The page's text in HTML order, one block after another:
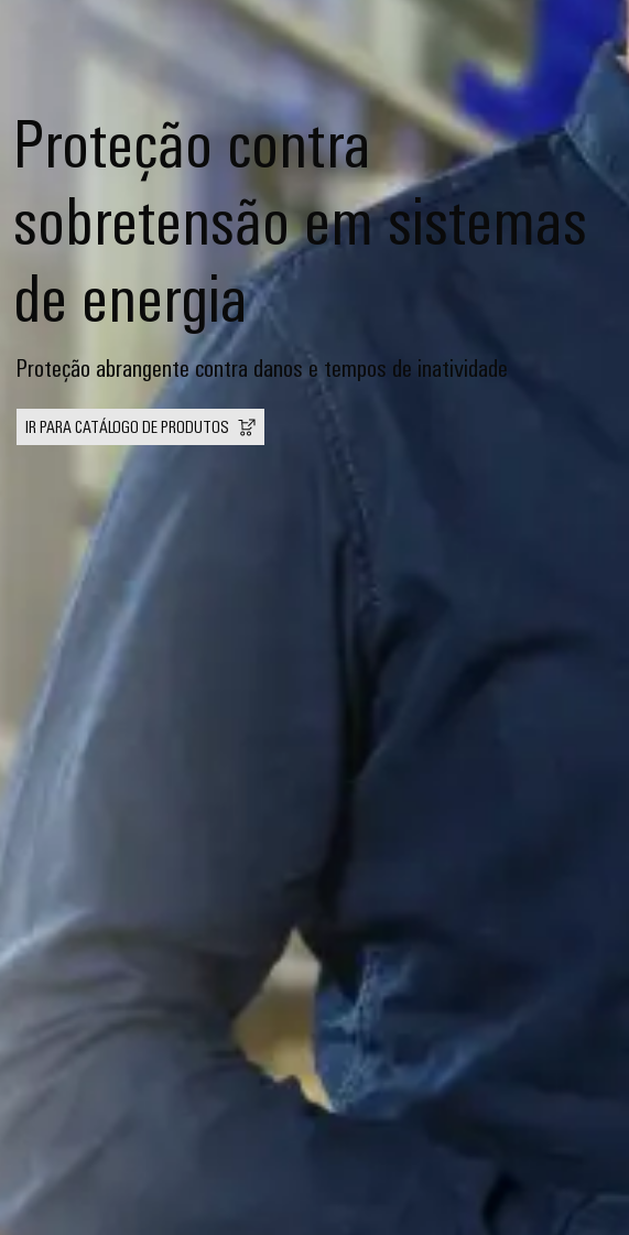
Proteção contra
sobretensão em sistemas
de energia
Proteção abrangente contra danos e tempos de inatividade
IR PARA CATÁLOGO DE PRODUTOS